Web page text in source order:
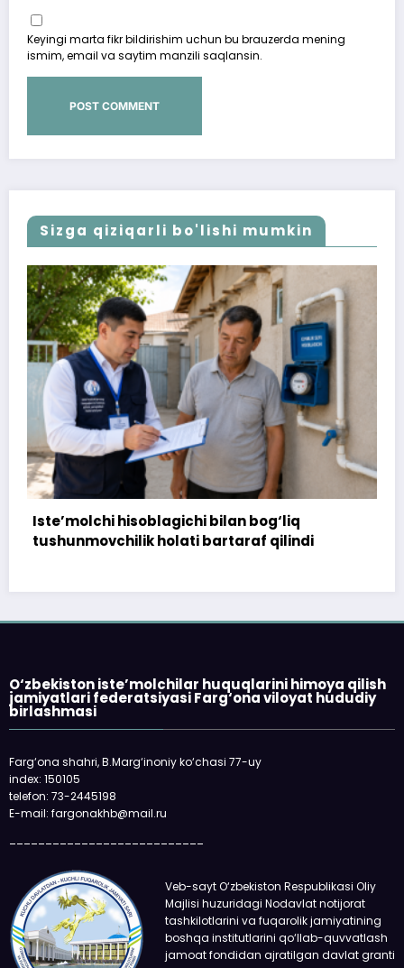
Keyingi marta fikr bildirishim uchun bu brauzerda mening
ismim, email va saytim manzili saqlansin.
Sizga qiziqarli bo'lishi mumkin
172 million so‘m to‘landi, ammo uy
topshirilmadi…
O‘zbekiston iste’molchilar huquqlarini himoya qilish
jamiyatlari federatsiyasi Farg‘ona viloyat hududiy
birlashmasi
Farg‘ona shahri, B.Marg‘inoniy ko‘chasi 77-uy
index: 150105
telefon: 73-2445198
E-mail: fargonakhb@mail.ru
Veb-sayt O‘zbekiston Respublikasi Oliy
Majlisi huzuridagi Nodavlat notijorat
tashkilotlarini va fuqarolik jamiyatining
boshqa institutlarini qo‘llab-quvvatlash
jamoat fondidan ajratilgan davlat granti